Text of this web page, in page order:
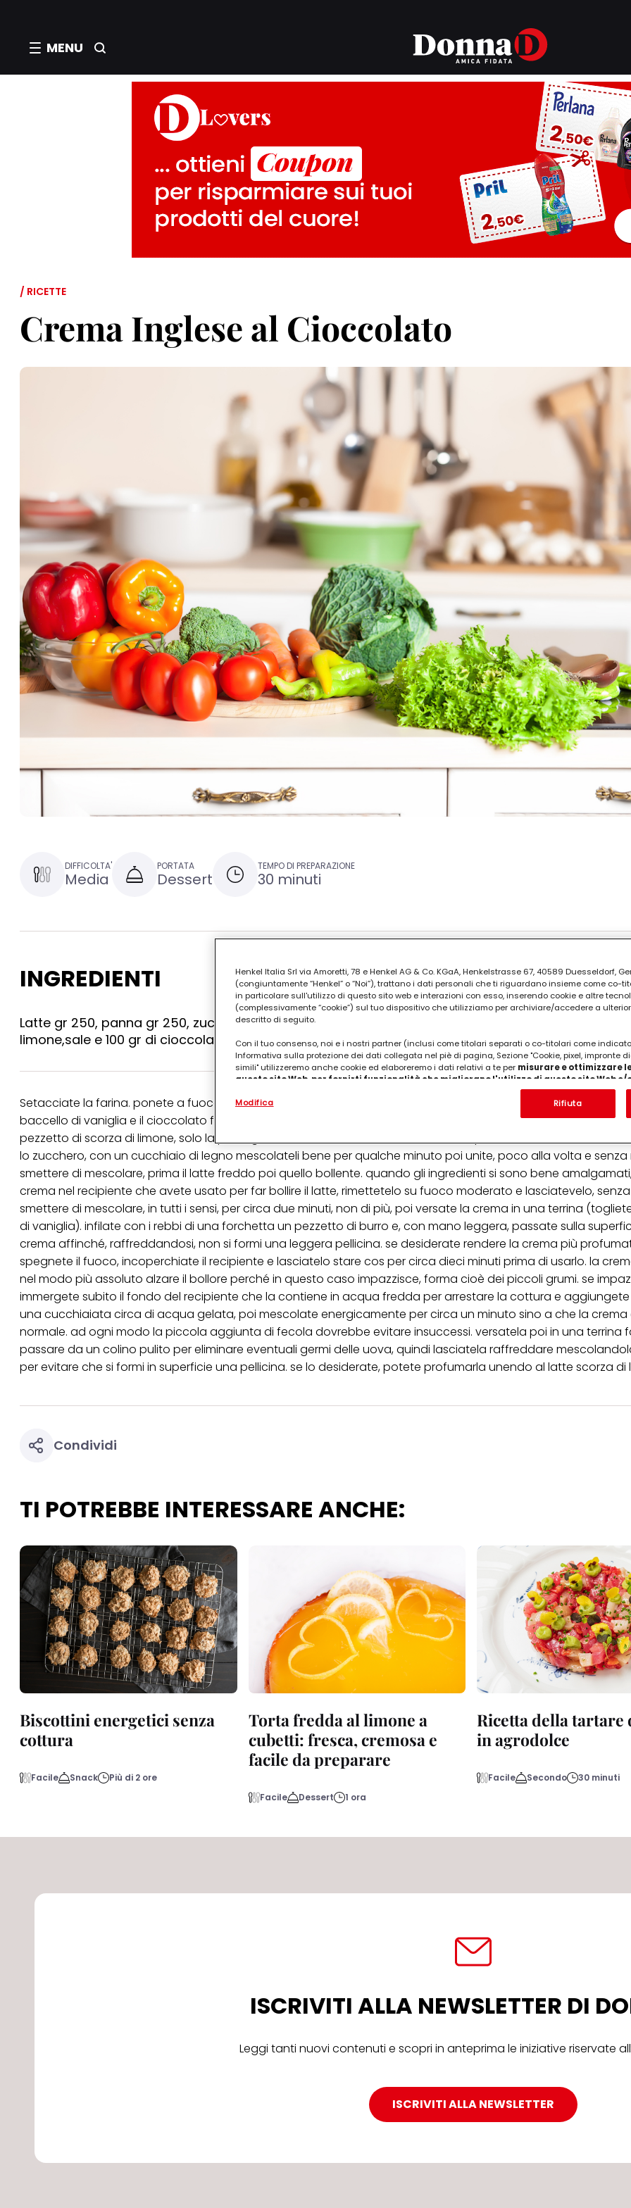
MENU
/ RICETTE
Crema Inglese al Cioccolato
DIFFICOLTA'
Media
PORTATA
Dessert
TEMPO DI PREPARAZIONE
30 minuti
INGREDIENTI
Latte gr 250, panna gr 250, zucchero gr 170, 8 uova, poca fecola di patate, 1 baccello di vaniglia, 1
limone,sale e 100 gr di cioccolato fondente sciolto in poco latte
Setacciate la farina. ponete a fuoco, in una casseruola il latte (meno mezzo bicchiere circa), la panna liquida
baccello di vaniglia e il cioccolato fondente sciolto in precedenza in poco latte (a piacere, potete unire
pezzetto di scorza di limone, solo la parte gialla). versate in una terrina sei tuorli, un pizzico di sale, un cucciaino
lo zucchero, con un cucchiaio di legno mescolateli bene per qualche minuto poi unite, poco alla volta e senza
smettere di mescolare, prima il latte freddo poi quello bollente. quando gli ingredienti si sono bene
crema nel recipiente che avete usato per far bollire il latte, rimettetelo su fuoco moderato e lasciatevelo,
smettere di mescolare, in tutti i sensi, per circa due minuti, non di più, poi versate la crema in una terrina
di vaniglia). infilate con i rebbi di una forchetta un pezzetto di burro e, con mano leggera, passate sulla
crema affinché, raffreddandosi, non si formi una leggera pellicina. se desiderate rendere la crema più
spegnete il fuoco, incoperchiate il recipiente e lasciatelo stare cos per circa dieci minuti prima di usarlo. la
nel modo più assoluto alzare il bollore perché in questo caso impazzisce, forma cioè dei piccoli grumi. se
immergete subito il fondo del recipiente che la contiene in acqua fredda per arrestare la cottura e
una cucchiaiata circa di acqua gelata, poi mescolate energicamente per circa un minuto sino a che la crema
normale. ad ogni modo la piccola aggiunta di fecola dovrebbe evitare insuccessi. versatela poi in una terrina
passare da un colino pulito per eliminare eventuali germi delle uova, quindi lasciatela raffreddare
per evitare che si formi in superficie una pellicina. se lo desiderate, potete profumarla unendo al latte scorza di
Condividi
TI POTREBBE INTERESSARE ANCHE:
Biscottini energetici senza
cottura
Facile Snack Più di 2 ore
Torta fredda al limone a
cubetti: fresca, cremosa e
facile da preparare
Facile Dessert 1 ora
Ricetta della tartare
in agrodolce
Facile Secondo 30 minuti
ISCRIVITI ALLA NEWSLETTER DI
Leggi tanti nuovi contenuti e scopri in anteprima le iniziative riservate
ISCRIVITI ALLA NEWSLETTER
Henkel Italia Srl via Amoretti, 78 e Henkel AG & Co. KGaA, Henkelstrasse 67, 40589 Duesseldorf,
(congiuntamente “Henkel” o “Noi”), trattano i dati personali che ti riguardano insieme come co-
in particolare sull'utilizzo di questo sito web e interazioni con esso, inserendo cookie e altre
(complessivamente “cookie”) sul tuo dispositivo che utilizziamo per archiviare/accedere a
descritto di seguito.
Con il tuo consenso, noi e i nostri partner (inclusi come titolari separati o co-titolari come
Informativa sulla protezione dei dati collegata nel piè di pagina, Sezione "Cookie, pixel, impronte
simili" utilizzeremo anche cookie ed elaboreremo i dati relativi a te per misurare e ottimizzare
questo sito Web, per fornirti funzionalità che migliorano l'utilizzo di questo sito Web e/
. Analizzeremo il tuo utilizzo di questo sito Web e le tue interazioni commerciali
(rispettivamente dell'azienda per cui lavori) per) e su tale base tracciare i tuoi acquisti dei nostri
terzi, conservare le nostre informazioni sulle entità commerciali e creare profili individuali su di te
identificati) su questo sito web e altri media (di terzi) tramite i dispositivi assegnati a te o alla tua
misurare e ottimizzare il successo delle campagne pubblicitarie.
Puoi trovare maggiori informazioni sul trattamento dei tuoi dati nella nostra Informativa sulla
collegata nel piè di pagina (Sezione "Cookie, Pixel, Impronte digitali e tecnologie simili"). Puoi
qualsiasi momento con effetto per il futuro disabilitando i cookie sul nostro sito web nella sezione
collegata nel piè di pagina. Per ulteriori informazioni sui cookie utilizzati su questo sito Web, in
periodo di conservazione, consultare le informazioni dettagliate su ciascun cookie disponibili
"modifica" di seguito".
Se fai clic su "Modifica" potrai trovare maggiori informazioni sul trattamento dei tuoi dati / sull'uso
per uno o più degli scopi sopra menzionati. Cliccando su "Accetta tutto", acconsenti all'uso dei
tuoi dati personali per tutte le finalità sopra indicate. Se fai clic su "Rifiuta", verranno utilizzati solo i
necessari per fornirti questo sito web.
Modifica Rifiuta